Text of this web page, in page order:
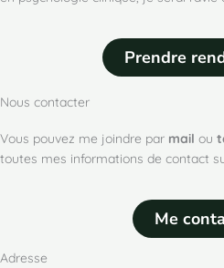
Prendre
Nous contacter
Vous pouvez me joindre par mail ou
toutes mes informations de contact
Me
Adresse